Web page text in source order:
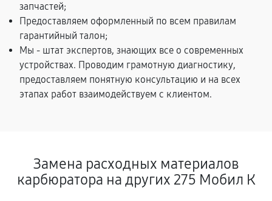
запчастей;
Предоставляем оформленный по всем правилам
гарантийный талон;
Мы - штат экспертов, знающих все о современных
устройствах. Проводим грамотную диагностику,
предоставляем понятную консультацию и на всех
этапах работ взаимодействуем с клиентом.
Замена расходных материалов
карбюратора на других 275 Мобил К